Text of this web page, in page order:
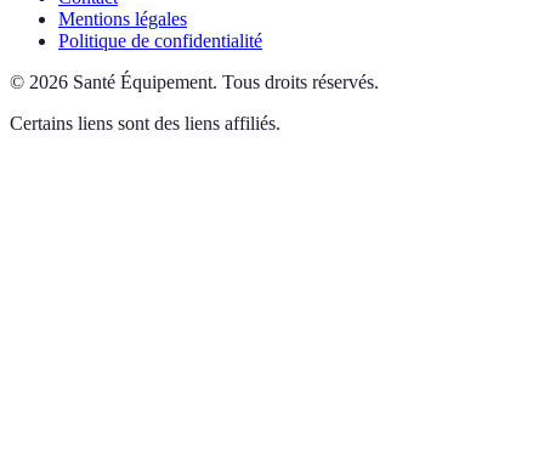
Mentions légales
Politique de confidentialité
© 2026 Santé Équipement. Tous droits réservés.
Certains liens sont des liens affiliés.